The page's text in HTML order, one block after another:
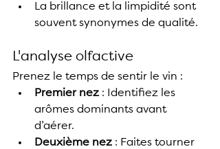
La brillance et la limpidité sont
souvent synonymes de qualité.
L'analyse olfactive
Prenez le temps de sentir le vin :
Premier nez : Identifiez les
arômes dominants avant
d’aérer.
Deuxième nez : Faites tourner